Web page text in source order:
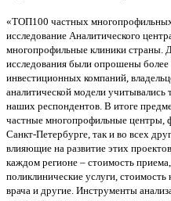
«ТОП100 частных
исследование Аналитического
многопрофильные клиники страны.
исследования были опрошены более
инвестиционных компаний,
аналитической модели
наших респондентов. В итоге
частные многопрофильные
Санкт-Петербурге, так и во всех
влияющие на развитие этих
каждом регионе – стоимость
поликлинические услуги,
врача и другие. Инструменты